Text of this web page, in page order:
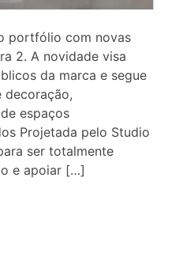
portfólio com novas
2. A novidade visa
da marca e segue
decoração,
espaços
Projetada pelo Studio
ser totalmente
e apoiar […]